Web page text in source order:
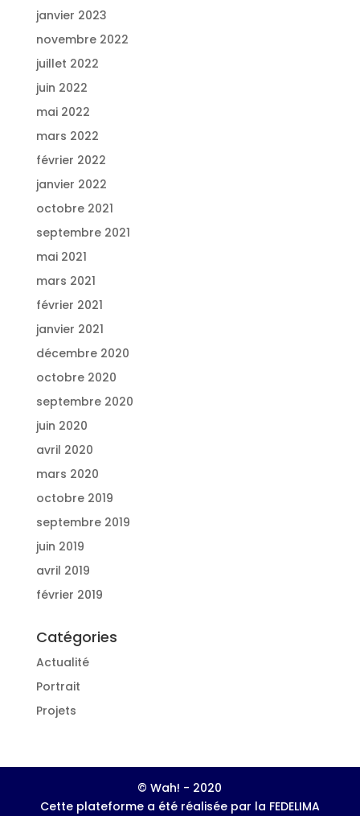
janvier 2023
novembre 2022
juillet 2022
juin 2022
mai 2022
mars 2022
février 2022
janvier 2022
octobre 2021
septembre 2021
mai 2021
mars 2021
février 2021
janvier 2021
décembre 2020
octobre 2020
septembre 2020
juin 2020
avril 2020
mars 2020
octobre 2019
septembre 2019
juin 2019
avril 2019
février 2019
Catégories
Actualité
Portrait
Projets
© Wah! - 2020
Cette plateforme a été réalisée par la FEDELIMA